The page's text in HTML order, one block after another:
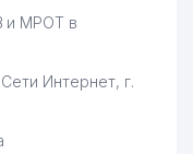
и МРОТ в
Интернет, г.